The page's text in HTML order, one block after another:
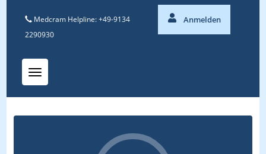
Medcram Helpline: +49-9134
2290930
Anmelden
Toggle navigation